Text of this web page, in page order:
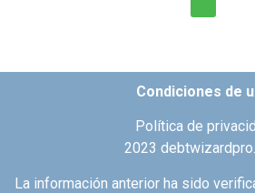
Condiciones de
Política de
2023
La información anterior ha sido